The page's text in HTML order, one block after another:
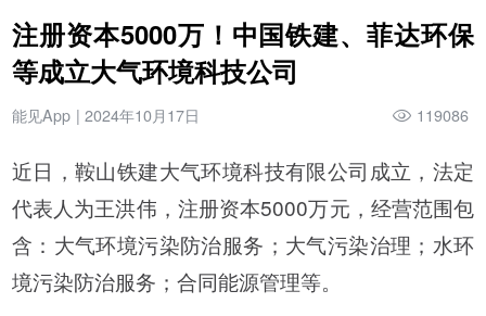
注册资本5000万！中国铁建、菲达环保
等成立大气环境科技公司
能见App | 2024年10月17日 119086
近日，鞍山铁建大气环境科技有限公司成立，法定
代表人为王洪伟，注册资本5000万元，经营范围包
含：大气环境污染防治服务；大气污染治理；水环
境污染防治服务；合同能源管理等。